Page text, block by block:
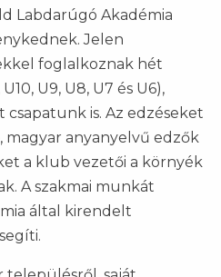
Labdarúgó Akadémia
Jelen
foglalkoznak hét
U9, U8, U7 és U6),
is. Az edzéseket
magyar anyanyelvű edzők
a klub vezetői a környék
A szakmai munkát
által kirendelt